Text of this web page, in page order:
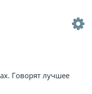
Говорят лучшее